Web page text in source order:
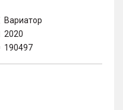
Вариатор
2020
190497